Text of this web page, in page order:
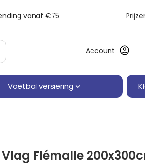
vanaf €75
Account
Voetbal versiering
Vlag Flémalle